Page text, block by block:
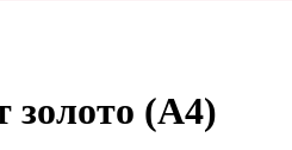
золото (А4)